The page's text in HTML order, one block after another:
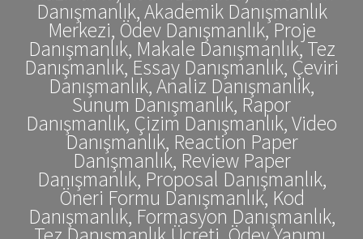
Danışmanlık, Akademik Danışmanlık
Merkezi, Ödev Danışmanlık, Proje
Danışmanlık, Makale Danışmanlık, Tez
Danışmanlık, Essay Danışmanlık, Çeviri
Danışmanlık, Analiz Danışmanlık,
Sunum Danışmanlık, Rapor
Danışmanlık, Çizim Danışmanlık, Video
Danışmanlık, Reaction Paper
Danışmanlık, Review Paper
Danışmanlık, Proposal Danışmanlık,
Öneri Formu Danışmanlık, Kod
Danışmanlık, Formasyon Danışmanlık,